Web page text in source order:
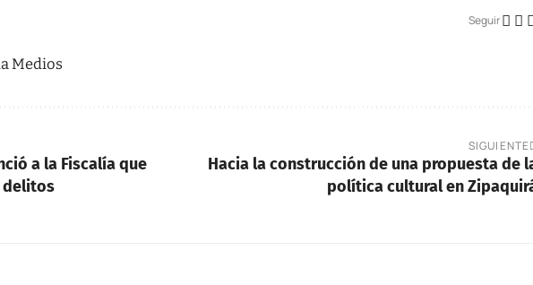
Seguir
Medios
a la Fiscalía que
delitos
SIGUIENTE
Hacia la construcción de una propuesta de
política cultural en